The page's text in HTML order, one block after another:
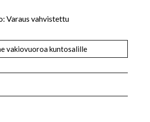
Varaus vahvistettu
vakiovuoroa kuntosalille